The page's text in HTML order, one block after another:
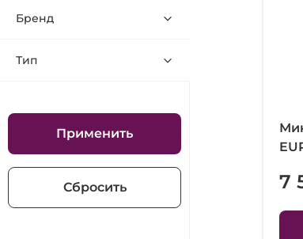
Бренд
Тип
Применить
Сбросить 7